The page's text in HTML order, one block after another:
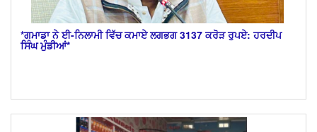
*ਗਮਾਡਾ ਨੇ ਈ-ਨਿਲਾਮੀ ਵਿੱਚ ਕਮਾਏ ਲਗਭਗ 3137 ਕਰੋੜ ਰੁਪਏ: ਹਰਦੀਪ
ਸਿੰਘ ਮੁੰਡੀਆਂ*